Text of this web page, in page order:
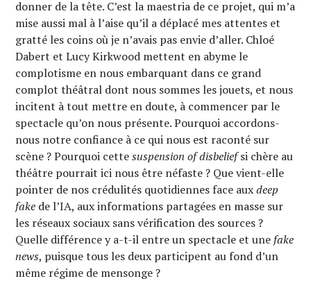
donner de la tête. C’est la maestria de ce projet, qui m’a
mise aussi mal à l’aise qu’il a déplacé mes attentes et
gratté les coins où je n’avais pas envie d’aller. Chloé
Dabert et Lucy Kirkwood mettent en abyme le
complotisme en nous embarquant dans ce grand
complot théâtral dont nous sommes les jouets, et nous
incitent à tout mettre en doute, à commencer par le
spectacle qu’on nous présente. Pourquoi accordons-
nous notre confiance à ce qui nous est raconté sur
scène ? Pourquoi cettesuspension of disbeliefsi chère au
théâtre pourrait ici nous être néfaste ? Que vient-elle
pointer de nos crédulités quotidiennes face auxdeep
fake de l’IA, aux informations partagées en masse sur
les réseaux sociaux sans vérification des sources ?
Quelle différence y a-t-il entre un spectacle et une fake
news, puisque tous les deux participent au fond d’un
même régime de mensonge ?